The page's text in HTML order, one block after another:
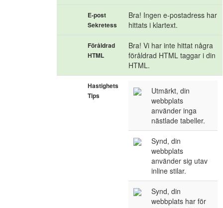
E-post
Sekretess
Bra! Ingen e-postadress har
hittats i klartext.
Föråldrad
HTML
Bra! Vi har inte hittat några
föråldrad HTML taggar i din
HTML.
Hastighets
Tips
Utmärkt, din
webbplats
använder inga
nästlade tabeller.
Synd, din
webbplats
använder sig utav
inline stilar.
Synd, din
webbplats har för